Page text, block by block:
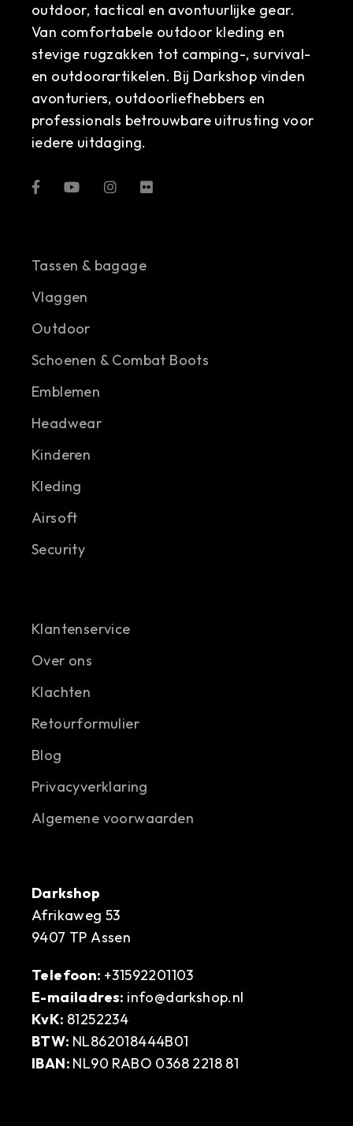
outdoor, tactical en avontuurlijke gear.
Van comfortabele outdoor kleding en
stevige rugzakken tot camping-, survival-
en outdoorartikelen. Bij Darkshop vinden
avonturiers, outdoorliefhebbers en
professionals betrouwbare uitrusting voor
iedere uitdaging.
Tassen & bagage
Vlaggen
Outdoor
Schoenen & Combat Boots
Emblemen
Headwear
Kinderen
Kleding
Airsoft
Security
Klantenservice
Over ons
Klachten
Retourformulier
Blog
Privacyverklaring
Algemene voorwaarden
Darkshop
Afrikaweg 53
9407 TP Assen
Telefoon: +31592201103
E-mailadres: info@darkshop.nl
KvK: 81252234
BTW: NL862018444B01
IBAN: NL90 RABO 0368 2218 81